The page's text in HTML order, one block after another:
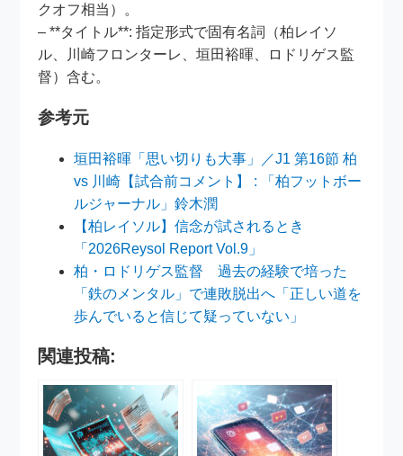
クオフ相当）。
– **タイトル**: 指定形式で固有名詞（柏レイソ
ル、川崎フロンターレ、垣田裕暉、ロドリゲス監
督）含む。
参考元
垣田裕暉「思い切りも大事」／J1 第16節 柏
vs 川崎【試合前コメント】 : 「柏フットボー
ルジャーナル」鈴木潤
【柏レイソル】信念が試されるとき
「2026Reysol Report Vol.9」
柏・ロドリゲス監督 過去の経験で培った
「鉄のメンタル」で連敗脱出へ「正しい道を
歩んでいると信じて疑っていない」
関連投稿: